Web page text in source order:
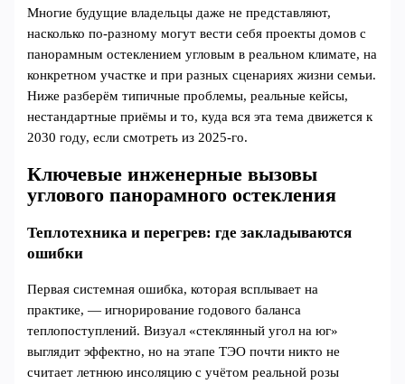
Многие будущие владельцы даже не представляют,
насколько по‑разному могут вести себя проекты домов с
панорамным остеклением угловым в реальном климате, на
конкретном участке и при разных сценариях жизни семьи.
Ниже разберём типичные проблемы, реальные кейсы,
нестандартные приёмы и то, куда вся эта тема движется к
2030 году, если смотреть из 2025‑го.
Ключевые инженерные вызовы
углового панорамного остекления
Теплотехника и перегрев: где закладываются
ошибки
Первая системная ошибка, которая всплывает на
практике, — игнорирование годового баланса
теплопоступлений. Визуал «стеклянный угол на юг»
выглядит эффектно, но на этапе ТЭО почти никто не
считает летнюю инсоляцию с учётом реальной розы